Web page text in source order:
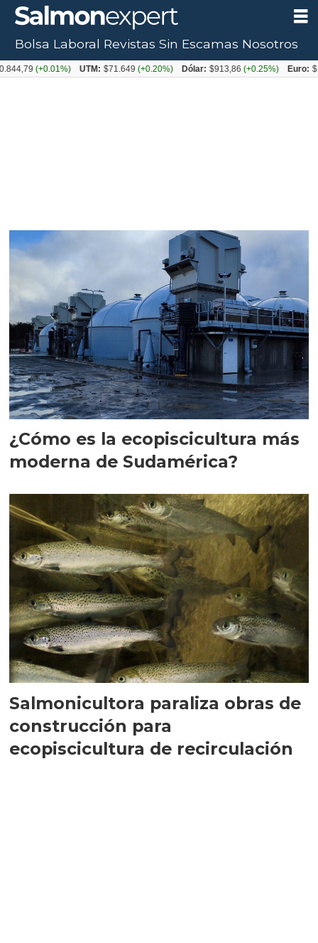
Tag:
¿Cómo es la ecopiscicultura más
moderna de Sudamérica?
Salmonicultora paraliza obras de
construcción para
ecopiscicultura de recirculación
Bolsa Laboral Revistas Sin Escamas Nosotros
(+0.01%) UTM: $71.649(+0.20%) Dólar: $913,86(+0.25%) Euro: